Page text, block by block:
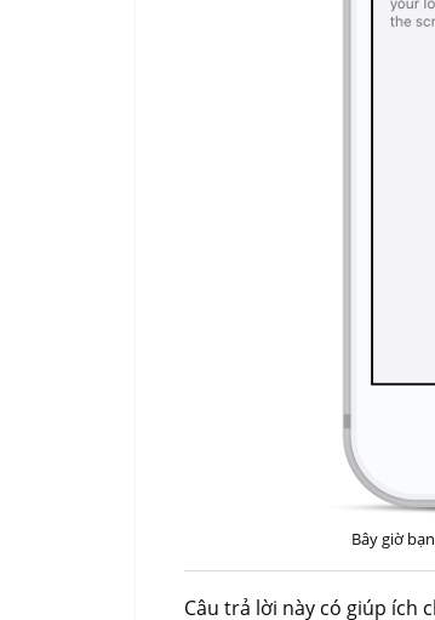
Bây giờ
Câu trả lời này có giúp ích